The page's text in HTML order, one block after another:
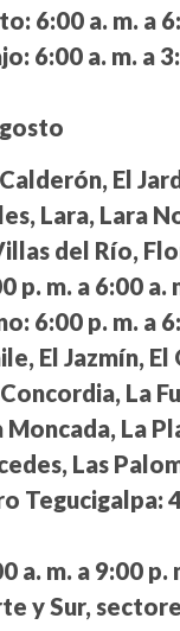
6:00 a. m. a
6:00 a. m. a
El
Lara, Lara
del Río,
p. m. a 6:00 a.
6:00 p. m. a
El Jazmín,
La
Moncada, La
Las
Tegucigalpa:
a. m. a 9:00 p.
y Sur,